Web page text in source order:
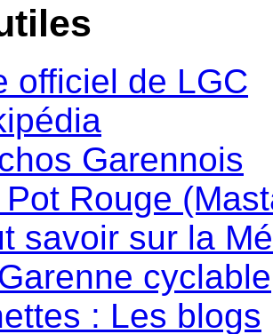
officiel de LGC
Garennois
Rouge
savoir sur la
cyclable
: Les blogs